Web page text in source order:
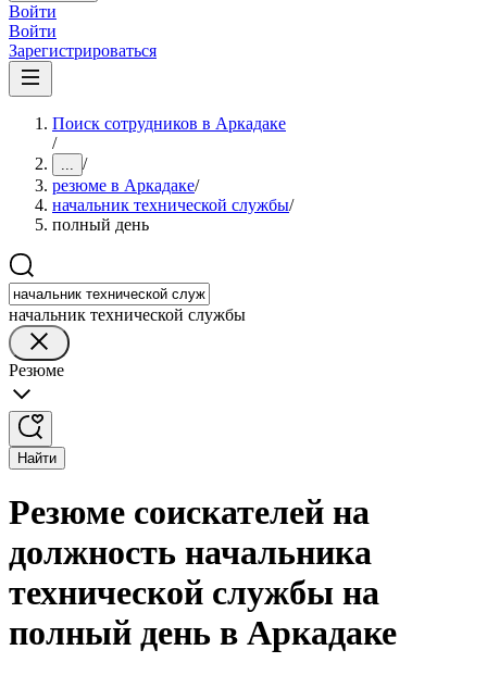
Войти
Войти
Зарегистрироваться
Поиск сотрудников в Аркадаке
/
... /
резюме в Аркадаке/
начальник технической службы/
полный день
начальник технической службы
Резюме
Найти
Резюме соискателей на
должность начальника
технической службы на
полный день в Аркадаке